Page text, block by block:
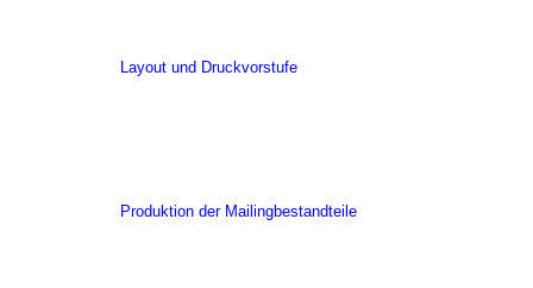
Layout und Druckvorstufe
Produktion der Mailingbestandteile